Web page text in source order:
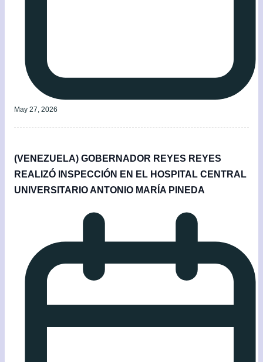
May 27, 2026
(VENEZUELA) GOBERNADOR REYES REYES
REALIZÓ INSPECCIÓN EN EL HOSPITAL CENTRAL
UNIVERSITARIO ANTONIO MARÍA PINEDA